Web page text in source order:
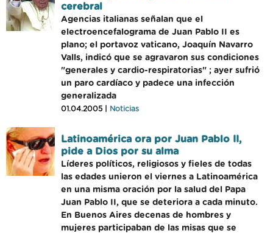
cerebral
Agencias italianas señalan que el
electroencefalograma de Juan Pablo II es
plano; el portavoz vaticano, Joaquín Navarro
Valls, indicó que se agravaron sus condiciones
"generales y cardio-respiratorias" ; ayer sufrió
un paro cardíaco y padece una infección
generalizada
01.04.2005 | Noticias
Latinoamérica ora por Juan Pablo II,
pide a Dios por su alma
Líderes políticos, religiosos y fieles de todas
las edades unieron el viernes a Latinoamérica
en una misma oración por la salud del Papa
Juan Pablo II, que se deteriora a cada minuto.
En Buenos Aires decenas de hombres y
mujeres participaban de las misas que se